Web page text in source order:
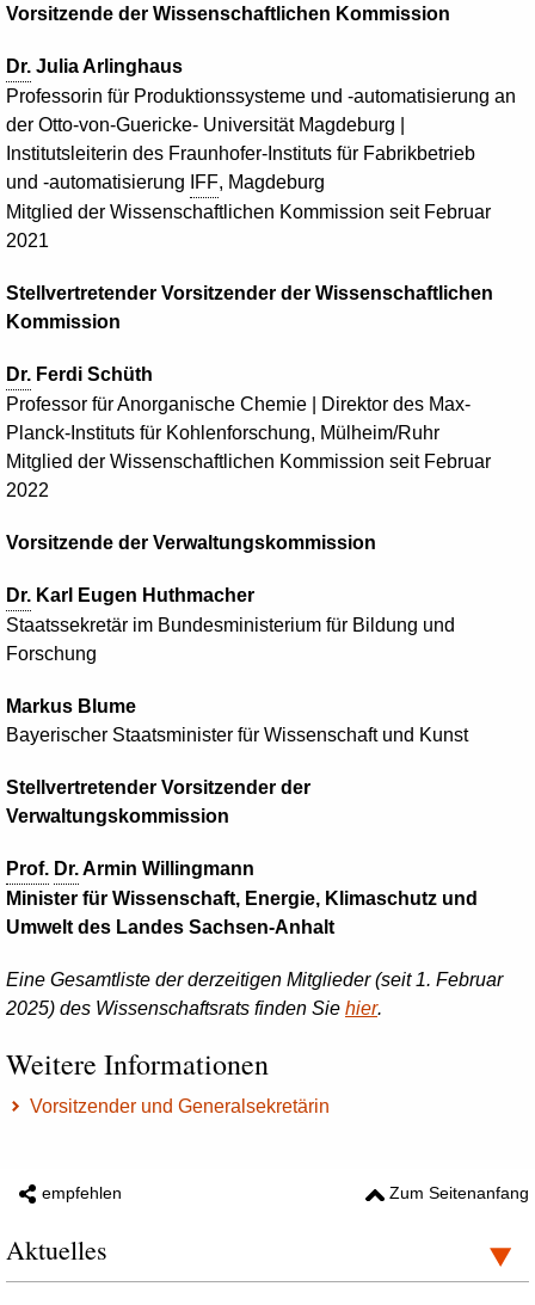
Vorsitzende der Wissenschaftlichen Kommission
Dr. JuliaArlinghaus
Professorin für Produktionssysteme und -automatisierung an
der Otto-von-Guericke- Universität Magdeburg |
Institutsleiterin des Fraunhofer-Instituts für Fabrikbetrieb
und -automatisierung
IFF, Magdeburg
Mitglied der Wissenschaftlichen Kommission seit Februar
2021
Stellvertretender Vorsitzender der Wissenschaftlichen
Kommission
Dr. Ferdi Schüth
Professor für Anorganische Chemie | Direktor des Max-
Planck-Instituts für Kohlenforschung, Mülheim/Ruhr
Mitglied der Wissenschaftlichen Kommission seit Februar
2022
Vorsitzende der Verwaltungskommission
Dr. Karl Eugen Huthmacher
Staatssekretär im Bundesministerium für Bildung und
Forschung
Markus Blume
Bayerischer Staatsminister für Wissenschaft und Kunst
Stellvertretender Vorsitzender der
Verwaltungskommission
Prof. Dr.Armin Willingmann
Minister für Wissenschaft, Energie, Klimaschutz und
Umwelt des Landes Sachsen-Anhalt
Eine Gesamtliste der derzeitigen Mitglieder (seit 1. Februar
2025) des Wissenschaftsrats finden Sie hier.
Weitere Informationen
Vorsitzender und Generalsekretärin
empfehlen Zum Seitenanfang
Aktuelles